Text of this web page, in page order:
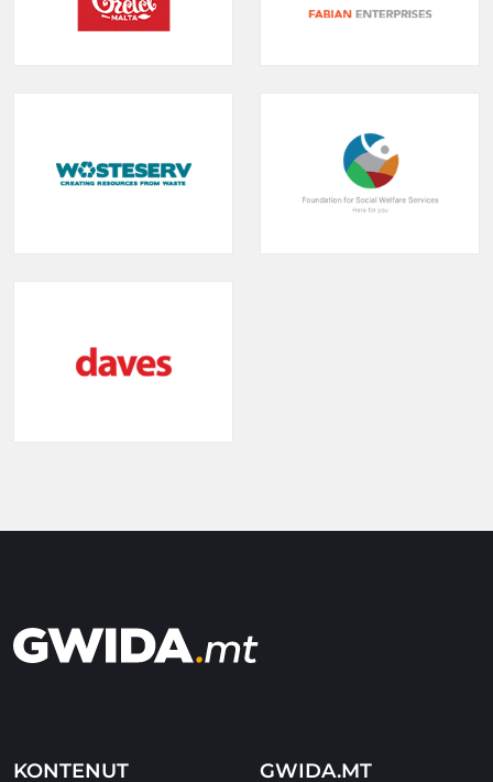
KONTENUT GWIDA.MT